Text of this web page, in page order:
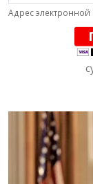
Адрес электронной